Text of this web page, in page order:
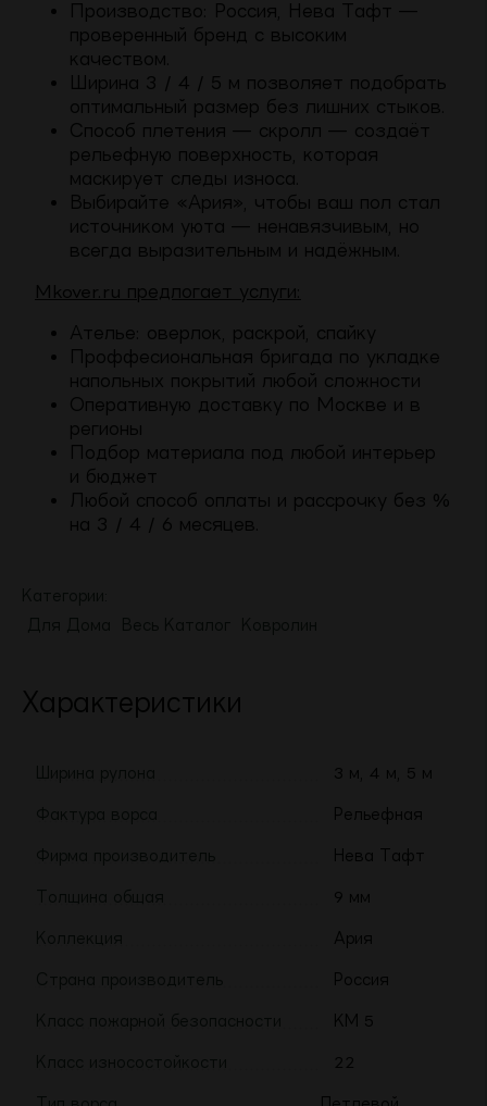
Производство: Россия, Нева Тафт —
проверенный бренд с высоким
качеством.
Ширина 3 / 4 / 5 м позволяет подобрать
оптимальный размер без лишних стыков.
Способ плетения — скролл — создаёт
рельефную поверхность, которая
маскирует следы износа.
Выбирайте «Ария», чтобы ваш пол стал
источником уюта — ненавязчивым, но
всегда выразительным и надёжным.
Mkover.ru предлогает услуги:
Ателье: оверлок, раскрой, спайку
Проффесиональная бригада по укладке
напольных покрытий любой сложности
Оперативную доставку по Москве и в
регионы
Подбор материала под любой интерьер
и бюджет
Любой способ оплаты и рассрочку без %
на 3 / 4 / 6 месяцев.
Характеристики
3 м, 4 м, 5 м
Рельефная
Нева Тафт
9 мм
Ария
Россия
КМ 5
22